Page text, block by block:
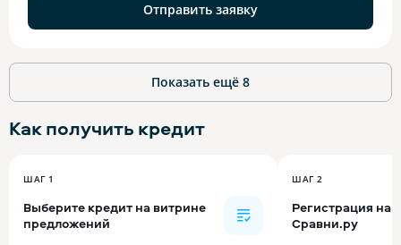
Отправить заявку
Показать ещё 8
Как получить кредит
ШАГ 1
Выберите кредит на витрине
предложений
ШАГ 2
Регистрация на
Сравни.ру